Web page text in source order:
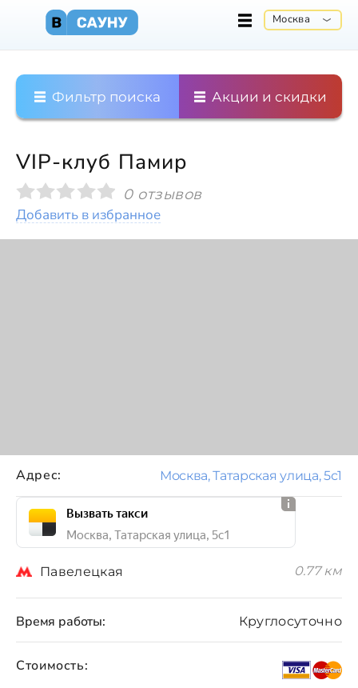
Москва
Фильтр поиска Акции и скидки
VIP-клуб Памир
0 отзывов
Добавить в избранное
Стоимость:
Время работы: Круглосуточно
Адрес: Москва, Татарская улица, 5с1
Вызвать такси
Москва, Татарская улица, 5с1
Павелецкая 0.77 км